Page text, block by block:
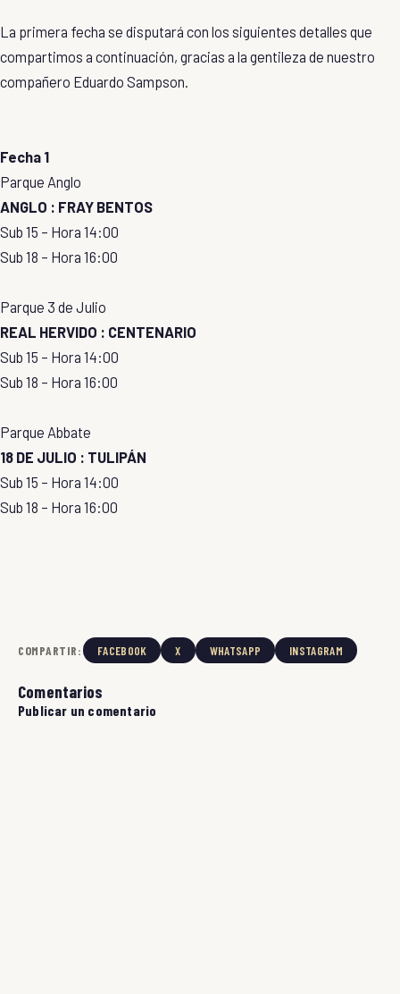
La primera fecha se disputará con los siguientes detalles que
compartimos a continuación, gracias a la gentileza de nuestro
compañero Eduardo Sampson.
Fecha 1
Parque Anglo
ANGLO : FRAY BENTOS
Sub 15 – Hora 14:00
Sub 18 – Hora 16:00
Parque 3 de Julio
REAL HERVIDO : CENTENARIO
Sub 15 – Hora 14:00
Sub 18 – Hora 16:00
Parque Abbate
18 DE JULIO : TULIPÁN
Sub 15 – Hora 14:00
Sub 18 – Hora 16:00
COMPARTIR: FACEBOOK X WHATSAPP INSTAGRAM
Comentarios
Publicar un comentario